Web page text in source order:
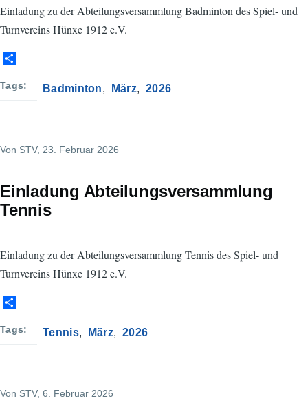
Einladung zu der Abteilungsversammlung Badminton des Spiel- und
Turnvereins Hünxe 1912 e.V.
a
Tags Badminton März 2026
Von STV, 23. Februar 2026
Einladung Abteilungsversammlung
Tennis
Einladung zu der Abteilungsversammlung Tennis des Spiel- und
Turnvereins Hünxe 1912 e.V.
a
Tags Tennis März 2026
Von STV, 6. Februar 2026